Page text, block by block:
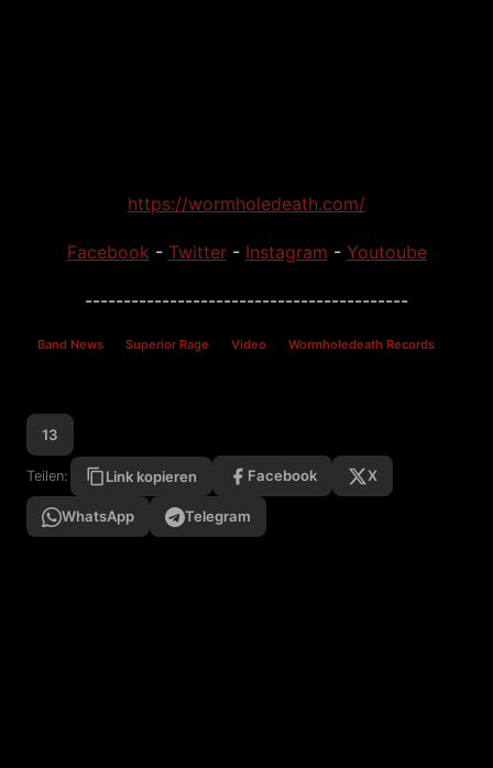
https://wormholedeath.com/
Facebook - Twitter - Instagram - Youtoube
------------------------------------------
Band News Superior Rage Video Wormholedeath Records
13
Teilen: Link kopieren Facebook X
WhatsApp Telegram